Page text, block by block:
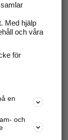
Logga in
Med hjälp
och våra
för
en
och